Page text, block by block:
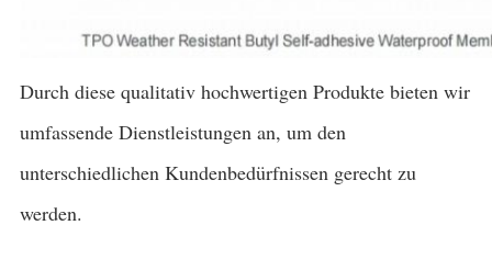
Durch diese qualitativ hochwertigen Produkte bieten wir
umfassende Dienstleistungen an, um den
unterschiedlichen Kundenbedürfnissen gerecht zu
werden.